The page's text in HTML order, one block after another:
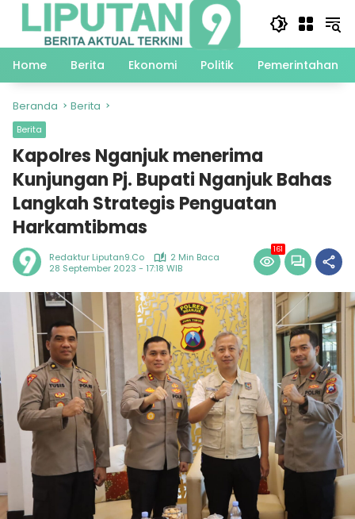
Langsung
Home
Berita Ekonomi Politik Pemerintahan
Beranda Berita
Berita
Kapolres Nganjuk menerima
Kunjungan Pj. Bupati Nganjuk Bahas
Langkah Strategis Penguatan
Harkamtibmas
Redaktur Liputan9.co
2 Min Baca
28 September 2023 - 17:18 WIB
161